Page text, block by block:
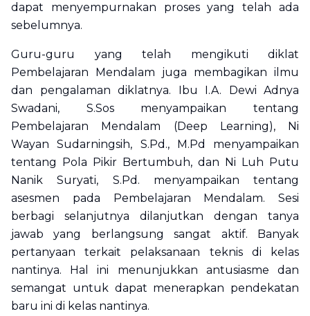
dapat menyempurnakan proses yang telah ada
sebelumnya.
Guru-guru yang telah mengikuti diklat
Pembelajaran Mendalam juga membagikan ilmu
dan pengalaman diklatnya. Ibu I.A. Dewi Adnya
Swadani, S.Sos menyampaikan tentang
Pembelajaran Mendalam (Deep Learning), Ni
Wayan Sudarningsih, S.Pd., M.Pd menyampaikan
tentang Pola Pikir Bertumbuh, dan Ni Luh Putu
Nanik Suryati, S.Pd. menyampaikan tentang
asesmen pada Pembelajaran Mendalam. Sesi
berbagi selanjutnya dilanjutkan dengan tanya
jawab yang berlangsung sangat aktif. Banyak
pertanyaan terkait pelaksanaan teknis di kelas
nantinya. Hal ini menunjukkan antusiasme dan
semangat untuk dapat menerapkan pendekatan
baru ini di kelas nantinya.